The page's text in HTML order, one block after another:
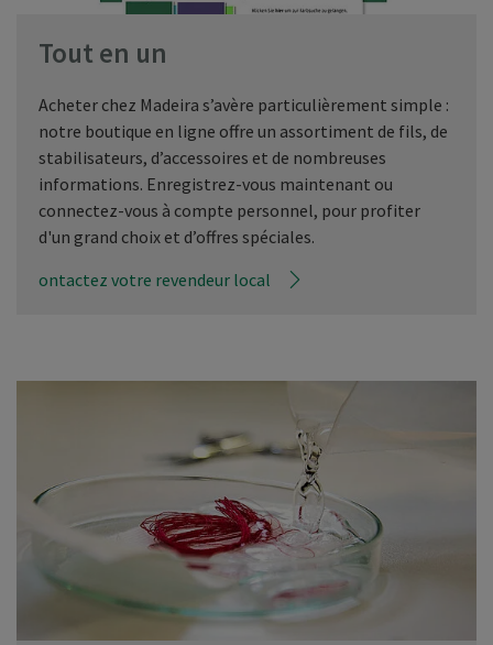
Tout en un
Acheter chez Madeira s’avère particulièrement simple :
notre boutique en ligne offre un assortiment de fils, de
stabilisateurs, d’accessoires et de nombreuses
informations. Enregistrez-vous maintenant ou
connectez-vous à compte personnel, pour profiter
d'un grand choix et d’offres spéciales.
ontactez votre revendeur local